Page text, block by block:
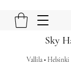
Sky
Vallila • Helsinki